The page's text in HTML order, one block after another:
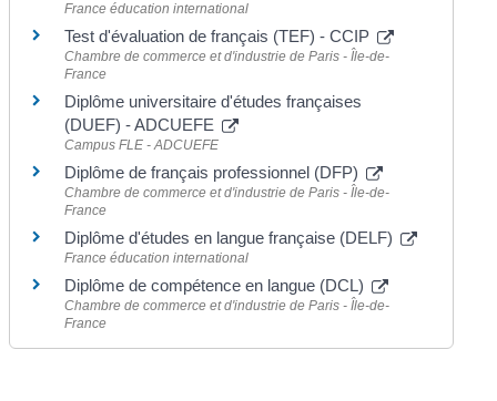
France éducation international
Test d'évaluation de français (TEF) - CCIP
Chambre de commerce et d'industrie de Paris - Île-de-
France
Diplôme universitaire d'études françaises
(DUEF) - ADCUEFE
Campus FLE - ADCUEFE
Diplôme de français professionnel (DFP)
Chambre de commerce et d'industrie de Paris - Île-de-
France
Diplôme d'études en langue française (DELF)
France éducation international
Diplôme de compétence en langue (DCL)
Chambre de commerce et d'industrie de Paris - Île-de-
France